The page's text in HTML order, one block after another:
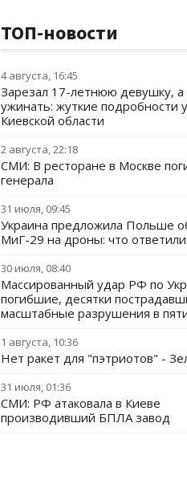
ТОП-новости
4 августа, 16:45
Зарезал 17-летнюю девушку, а
ужинать: жуткие подробности
Киевской области
2 августа, 22:18
СМИ: В ресторане в Москве
генерала
31 июля, 09:45
Украина предложила Польше
МиГ-29 на дроны: что
30 июля, 08:40
Массированный удар РФ по
погибшие, десятки
масштабные разрушения в
1 августа, 10:36
Нет ракет для "пэтриотов" -
31 июля, 01:36
СМИ: РФ атаковала в Киеве
производивший БПЛА завод